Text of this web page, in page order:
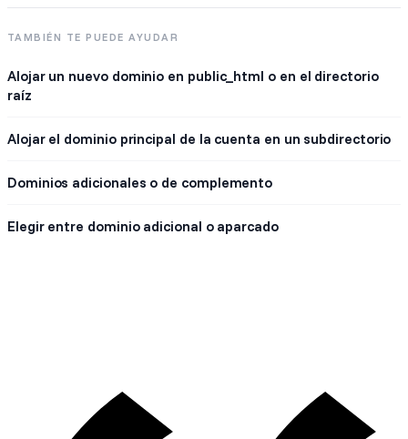
TAMBIÉN TE PUEDE AYUDAR
Alojar un nuevo dominio en public_html o en el directorio
raíz
Alojar el dominio principal de la cuenta en un subdirectorio
Dominios adicionales o de complemento
Elegir entre dominio adicional o aparcado